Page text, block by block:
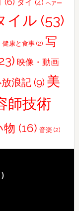
Battle
イ
ン
ト
参
加
し
て〜
タイ (4) ヘアー
イル (53)
健康と食事(2) 写
映像・動画
浪記(9) 美
師技術
物 (16) 音楽(2)